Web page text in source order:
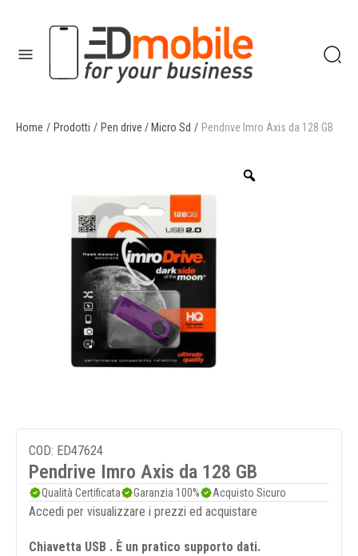
Home / Prodotti / Pen drive / Micro Sd / Pendrive Imro Axis da 128 GB
COD: ED47624
Pendrive Imro Axis da 128 GB
Qualità Certificata Garanzia 100% Acquisto Sicuro
Accedi per visualizzare i prezzi ed acquistare
Chiavetta USB . È un pratico supporto dati.